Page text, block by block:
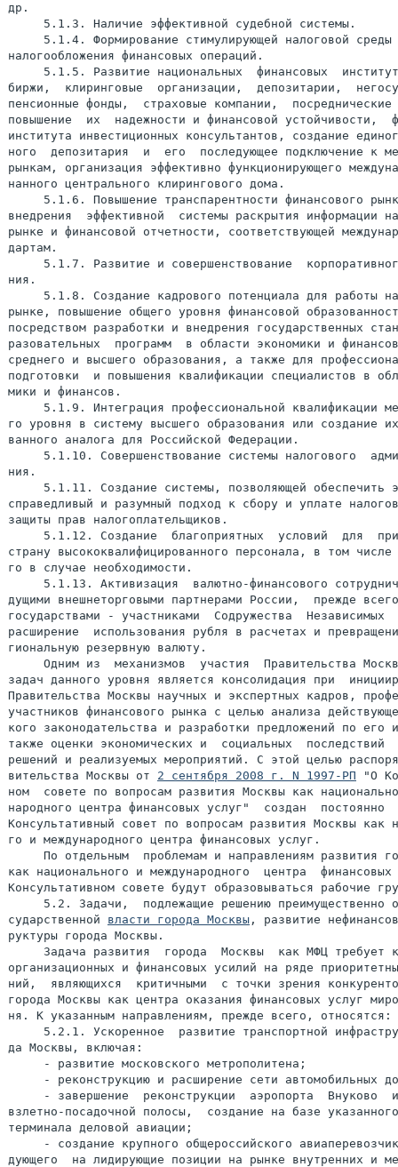
др.
     5.1.3. Наличие эффективной судебной системы.
5.1.4. Формирование стимулирующей налоговой среды
налогообложения финансовых операций.
5.1.5. Развитие национальных  финансовых
биржи,  клиринговые  организации,  депозитарии,
пенсионные фонды,  страховые компании,
повышение  их  надежности и финансовой устойчивости,
института инвестиционных консультантов, создание
ного  депозитария  и  его  последующее подключение к
рынкам, организация эффективно функционирующего
нанного центрального клирингового дома.
5.1.6. Повышение транспарентности финансового
внедрения  эффективной  системы раскрытия информации
рынке и финансовой отчетности, соответствующей
дартам.
5.1.7. Развитие и совершенствование
ния.
рынке, повышение общего уровня финансовой
посредством разработки и внедрения государственных
разовательных  программ  в области экономики и
среднего и высшего образования, а также для
подготовки  и повышения квалификации специалистов в
мики и финансов.
5.1.9. Интеграция профессиональной квалификации
го уровня в систему высшего образования или создание
ванного аналога для Российской Федерации.
5.1.10. Совершенствование системы налогового
ния.
5.1.11. Создание системы, позволяющей обеспечить
справедливый и разумный подход к сбору и уплате
защиты прав налогоплательщиков.
5.1.12. Создание  благоприятных  условий  для
страну высококвалифицированного персонала, в том числе
го в случае необходимости.
5.1.13. Активизация  валютно-финансового
дущими внешнеторговыми партнерами России,  прежде
государствами - участниками  Содружества  Независимых
расширение  использования рубля в расчетах и
гиональную резервную валюту.
Одним из  механизмов  участия  Правительства
задач данного уровня является консолидация при
Правительства Москвы научных и экспертных кадров,
участников финансового рынка с целью анализа
кого законодательства и разработки предложений по его
также оценки экономических и  социальных  последствий
решений и реализуемых мероприятий. С этой целью
вительства Москвы от 2 сентября 2008 г. N 1997-РП "О
ном  совете по вопросам развития Москвы как
народного центра финансовых услуг"  создан  постоянно
Консультативный совет по вопросам развития Москвы как
го и международного центра финансовых услуг.
По отдельным  проблемам и направлениям развития
как национального и международного  центра
Консультативном совете будут образовываться рабочие
5.2. Задачи,  подлежащие решению преимущественно
сударственной власти города Москвы , развитие
руктуры города Москвы.
Задача развития  города  Москвы  как МФЦ требует
организационных и финансовых усилий на ряде
ний,  являющихся  критичными  с точки зрения
города Москвы как центра оказания финансовых услуг
ня. К указанным направлениям, прежде всего, относятся:
5.2.1. Ускоренное  развитие транспортной
да Москвы, включая:
     - развитие московского метрополитена;
- реконструкцию и расширение сети автомобильных
- завершение  реконструкции  аэропорта  Внуково
взлетно-посадочной полосы,  создание на базе
терминала деловой авиации;
- создание крупного общероссийского
дующего  на лидирующие позиции на рынке внутренних и